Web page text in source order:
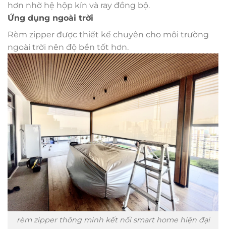
hơn nhờ hệ hộp kín và ray đồng bộ.
Ứng dụng ngoài trời
Rèm zipper được thiết kế chuyên cho môi trường
ngoài trời nên độ bền tốt hơn.
rèm zipper thông minh kết nối smart home hiện đại